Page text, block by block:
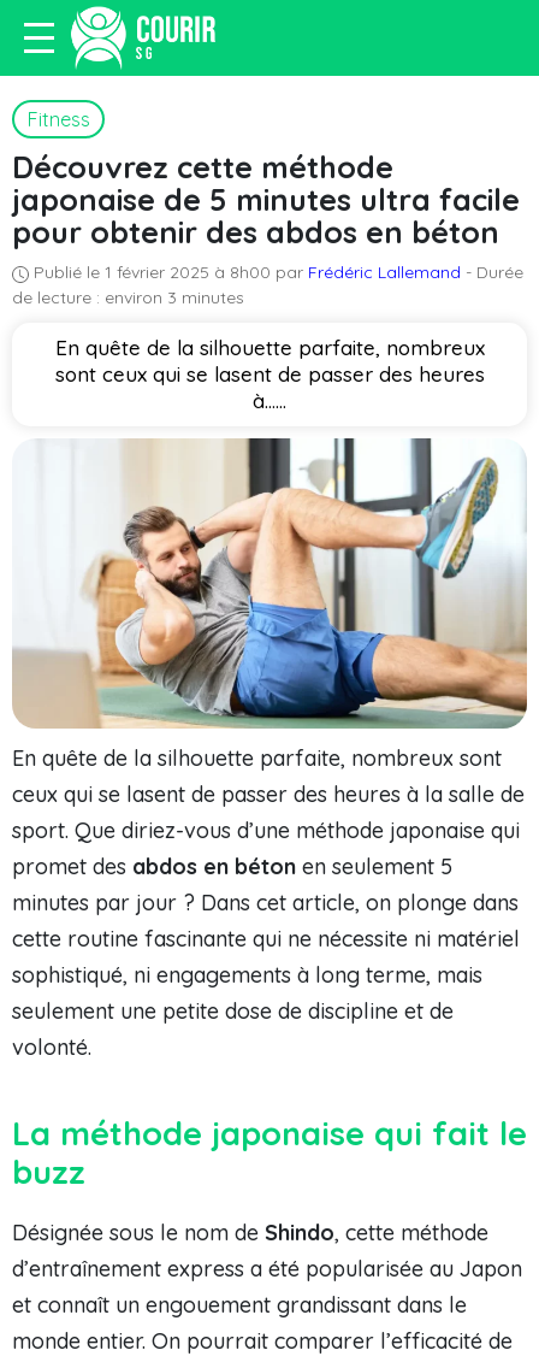
Fitness
Découvrez cette méthode
japonaise de 5 minutes ultra facile
pour obtenir des abdos en béton
Publié le 1 février 2025 à 8h00 par Frédéric Lallemand - Durée
de lecture : environ 3 minutes
En quête de la silhouette parfaite, nombreux
sont ceux qui se lasent de passer des heures
à…...
En quête de la silhouette parfaite, nombreux sont
ceux qui se lasent de passer des heures à la salle de
sport. Que diriez-vous d’une méthode japonaise qui
promet des abdos en béton en seulement 5
minutes par jour ? Dans cet article, on plonge dans
cette routine fascinante qui ne nécessite ni matériel
sophistiqué, ni engagements à long terme, mais
seulement une petite dose de discipline et de
volonté.
La méthode japonaise qui fait le
buzz
Désignée sous le nom de Shindo, cette méthode
d’entraînement express a été popularisée au Japon
et connaît un engouement grandissant dans le
monde entier. On pourrait comparer l’efficacité de